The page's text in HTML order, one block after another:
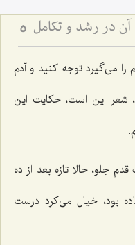
آن در رشد و تکامل 5
را می‌گیرد توجه كنید و آدم
شعر این است، حكایت این
جلو، حالا تازه بعد از ده
بود، خیال می‌كرد درست